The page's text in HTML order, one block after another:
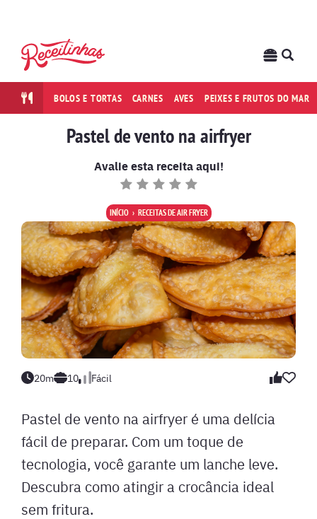
BOLOS E TORTAS CARNES AVES PEIXES E FRUTOS DO MAR
Pastel de vento na airfryer
Avalie esta receita aqui!
INÍCIO RECEITAS DE AIR FRYER
20m 10 Fácil
Pastel de vento na airfryer é uma delícia
fácil de preparar. Com um toque de
tecnologia, você garante um lanche leve.
Descubra como atingir a crocância ideal
sem fritura.